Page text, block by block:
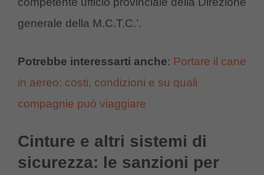
generale della M.C.T.C.’.
Potrebbe interessarti anche: Portare il cane
in aereo: costi, condizioni e su quali
compagnie può viaggiare
Cinture e altri sistemi di
sicurezza: le sanzioni per